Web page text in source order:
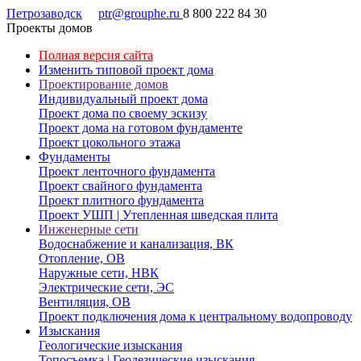
Петрозаводск ptr@grouphe.ru 8 800 222 84 30
Проекты домов
Полная версия сайта
Изменить типовой проект дома
Проектирование домов
Индивидуальный проект дома
Проект дома по своему эскизу
Проект дома на готовом фундаменте
Проект цокольного этажа
Фундаменты
Проект ленточного фундамента
Проект свайного фундамента
Проект плитного фундамента
Проект УШП | Утепленная шведская плита
Инженерные сети
Водоснабжение и канализация, ВК
Отопление, ОВ
Наружные сети, НВК
Электрические сети, ЭС
Вентиляция, ОВ
Проект подключения дома к центральному водопроводу
Изыскания
Геологические изыскания